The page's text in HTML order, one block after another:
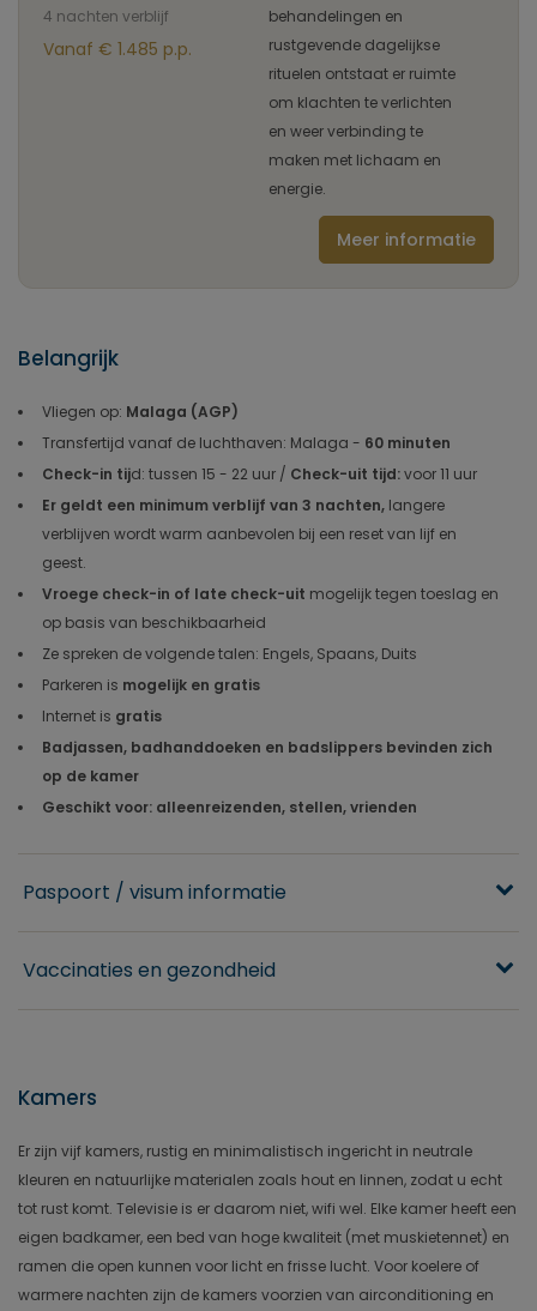
4 nachten verblijf
Vanaf € 1.485 p.p.
behandelingen en
rustgevende dagelijkse
rituelen ontstaat er ruimte
om klachten te verlichten
en weer verbinding te
maken met lichaam en
energie.
Meer informatie
Belangrijk
Vliegen op: Malaga (AGP)
Transfertijd vanaf de luchthaven: Malaga - 60 minuten
Check-in tijd: tussen 15 - 22 uur / Check-uit tijd:voor 11 uur
Er geldt een minimum verblijf van 3 nachten, langere
verblijven wordt warm aanbevolen bij een reset van lijf en
geest.
Vroege check-in of late check-uit mogelijk tegen toeslag en
op basis van beschikbaarheid
Ze spreken de volgende talen: Engels, Spaans, Duits
Parkeren is mogelijk en gratis
Internet is gratis
Badjassen, badhanddoeken en badslippers bevinden zich
op de kamer
Geschikt voor: alleenreizenden, stellen, vrienden
Paspoort / visum informatie
Vaccinaties en gezondheid
Kamers
Er zijn vijf kamers, rustig en minimalistisch ingericht in neutrale
kleuren en natuurlijke materialen zoals hout en linnen, zodat u echt
tot rust komt. Televisie is er daarom niet, wifi wel. Elke kamer heeft een
eigen badkamer, een bed van hoge kwaliteit (met muskietennet) en
ramen die open kunnen voor licht en frisse lucht. Voor koelere of
warmere nachten zijn de kamers voorzien van airconditioning en